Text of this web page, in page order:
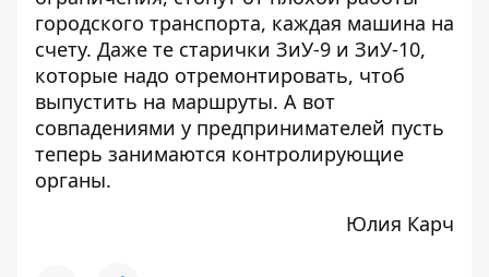
городского транспорта, каждая машина на
счету. Даже те старички ЗиУ-9 и ЗиУ-10,
которые надо отремонтировать, чтоб
выпустить на маршруты. А вот
совпадениями у предпринимателей пусть
теперь занимаются контролирующие
органы.
Юлия Карч